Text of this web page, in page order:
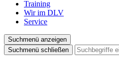
Training
Wir im DLV
Service
Suchmenü anzeigen
Suchmenü schließen